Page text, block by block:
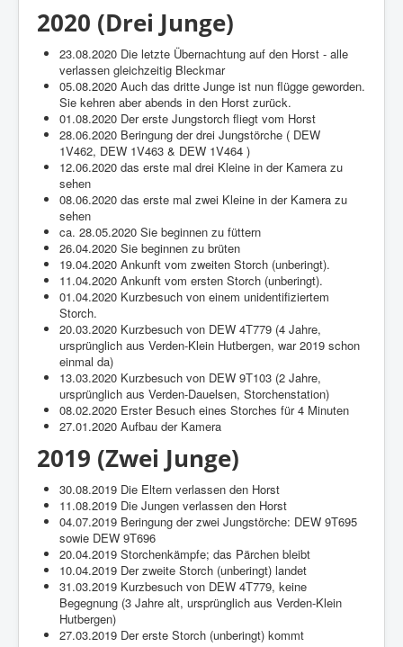
2020 (Drei Junge)
23.08.2020 Die letzte Übernachtung auf den Horst - alle
verlassen gleichzeitig Bleckmar
05.08.2020 Auch das dritte Junge ist nun flügge geworden.
Sie kehren aber abends in den Horst zurück.
01.08.2020 Der erste Jungstorch fliegt vom Horst
28.06.2020 Beringung der drei Jungstörche ( DEW
1V462, DEW 1V463 & DEW 1V464 )
12.06.2020 das erste mal drei Kleine in der Kamera zu
sehen
08.06.2020 das erste mal zwei Kleine in der Kamera zu
sehen
ca. 28.05.2020 Sie beginnen zu füttern
26.04.2020 Sie beginnen zu brüten
19.04.2020 Ankunft vom zweiten Storch (unberingt).
11.04.2020 Ankunft vom ersten Storch (unberingt).
01.04.2020 Kurzbesuch von einem unidentifiziertem
Storch.
20.03.2020 Kurzbesuch von DEW 4T779 (4 Jahre,
ursprünglich aus Verden-Klein Hutbergen, war 2019 schon
einmal da)
13.03.2020 Kurzbesuch von DEW 9T103 (2 Jahre,
ursprünglich aus Verden-Dauelsen, Storchenstation)
08.02.2020 Erster Besuch eines Storches für 4 Minuten
27.01.2020 Aufbau der Kamera
2019 (Zwei Junge)
30.08.2019 Die Eltern verlassen den Horst
11.08.2019 Die Jungen verlassen den Horst
04.07.2019 Beringung der zwei Jungstörche: DEW 9T695
sowie DEW 9T696
20.04.2019 Storchenkämpfe; das Pärchen bleibt
10.04.2019 Der zweite Storch (unberingt) landet
31.03.2019 Kurzbesuch von DEW 4T779, keine
Begegnung (3 Jahre alt, ursprünglich aus Verden-Klein
Hutbergen)
27.03.2019 Der erste Storch (unberingt) kommt